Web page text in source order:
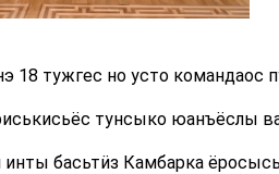
18 тужгес но усто
тунсыко юанъёслы
инты басьтӥз Камбарка